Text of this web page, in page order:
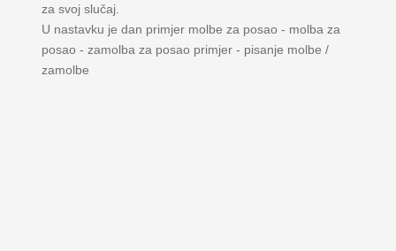
za svoj slučaj.
U nastavku je dan primjer molbe za posao - molba za
posao - zamolba za posao primjer - pisanje molbe /
zamolbe